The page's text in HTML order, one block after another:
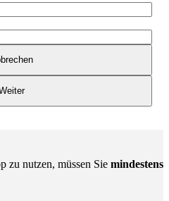
zu nutzen, müssen Sie mindestens